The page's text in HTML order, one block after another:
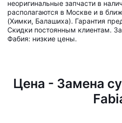
неоригинальные запчасти в
располагаются в Москве и в
(Химки, Балашиха). Гарантия
Скидки постоянным клиентам.
Фабия: низкие цены.
Цена - Замена